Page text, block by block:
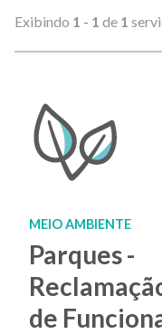
Exibindo 1 - 1 de 1
MEIO AMBIENTE
Parques -
de